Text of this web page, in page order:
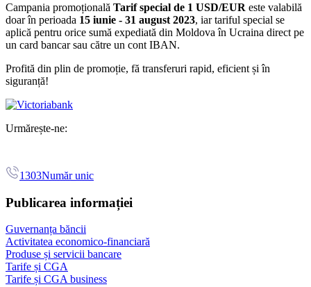
Campania promoțională Tarif special de 1 USD/EUR este valabilă
doar în perioada 15 iunie - 31 august 2023, iar tariful special se
aplică pentru orice sumă expediată din Moldova în Ucraina direct pe
un card bancar sau către un cont IBAN.
Profită din plin de promoție, fă transferuri rapid, eficient și în
siguranță!
Urmărește-ne:
1303Număr unic
Publicarea informației
Guvernanța băncii
Activitatea economico-financiară
Produse și servicii bancare
Tarife și CGA
Tarife și CGA business